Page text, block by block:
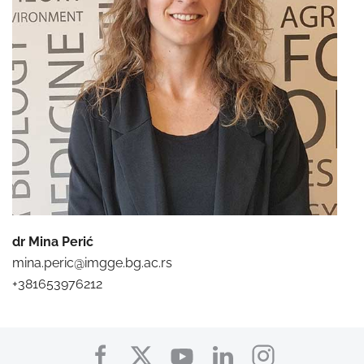
dr Mina Perić
mina.peric@imgge.bg.ac.rs
+381653976212